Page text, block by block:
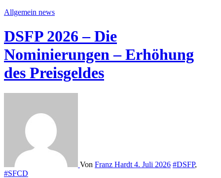
Allgemein news
DSFP 2026 – Die
Nominierungen – Erhöhung
des Preisgeldes
Von Franz Hardt 4. Juli 2026 #DSFP,
#SFCD